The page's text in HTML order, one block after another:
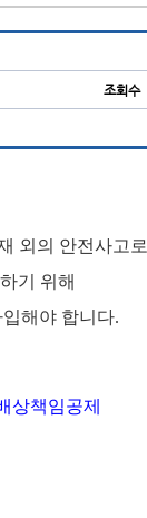
조회수
외의 안전사고로
하기 위해
해야 합니다.
상책임공제